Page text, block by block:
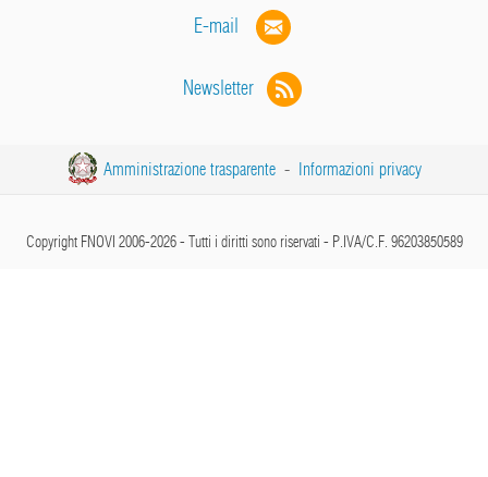
E-mail
Newsletter
Amministrazione trasparente - Informazioni privacy
Copyright FNOVI 2006-2026 - Tutti i diritti sono riservati - P.IVA/C.F. 96203850589